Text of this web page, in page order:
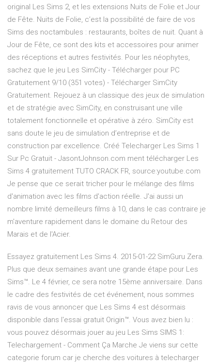
original Les Sims 2, et les extensions Nuits de Folie et Jour
de Fête. Nuits de Folie, c’est la possibilité de faire de vos
Sims des noctambules : restaurants, boîtes de nuit. Quant à
Jour de Fête, ce sont des kits et accessoires pour animer
des réceptions et autres festivités. Pour les néophytes,
sachez que le jeu Les SimCity - Télécharger pour PC
Gratuitement 9/10 (351 votes) - Télécharger SimCity
Gratuitement. Rejouez à un classique des jeux de simulation
et de stratégie avec SimCity, en construisant une ville
totalement fonctionnelle et opérative à zéro. SimCity est
sans doute le jeu de simulation d’entreprise et de
construction par excellence. Créé Telecharger Les Sims 1
Sur Pc Gratuit - JasontJohnson.com ment télécharger Les
Sims 4 gratuitement TUTO CRACK FR, source:youtube.com
Je pense que ce serait tricher pour le mélange des films
d'animation avec les films d'action réelle. J'ai aussi un
nombre limité demeilleurs films à 10, dans le cas contraire je
m'aventure rapidement dans le domaine du Retour des
Marais et de l'Acier.
Essayez gratuitement Les Sims 4. 2015-01-22 SimGuru Zera.
Plus que deux semaines avant une grande étape pour Les
Sims™. Le 4 février, ce sera notre 15ème anniversaire. Dans
le cadre des festivités de cet événement, nous sommes
ravis de vous annoncer que Les Sims 4 est désormais
disponible dans l'essai gratuit Origin™. Vous avez bien lu :
vous pouvez désormais jouer au jeu Les Sims SIMS 1:
Telechargement - Comment Ça Marche Je viens sur cette
categorie forum car je cherche des voitures à telecharger